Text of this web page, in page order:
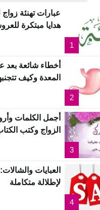
1
عبارات تهنئة
هدايا مبتكرة
2
أخطاء شائعة بعد
المعدة وكيف
3
أجمل الكلمات
الزواج وكتب
4
العبايات
لإطلالة متكاملة